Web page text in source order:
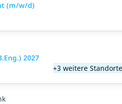
(m/w/d)
2027
+3 weitere Standorte